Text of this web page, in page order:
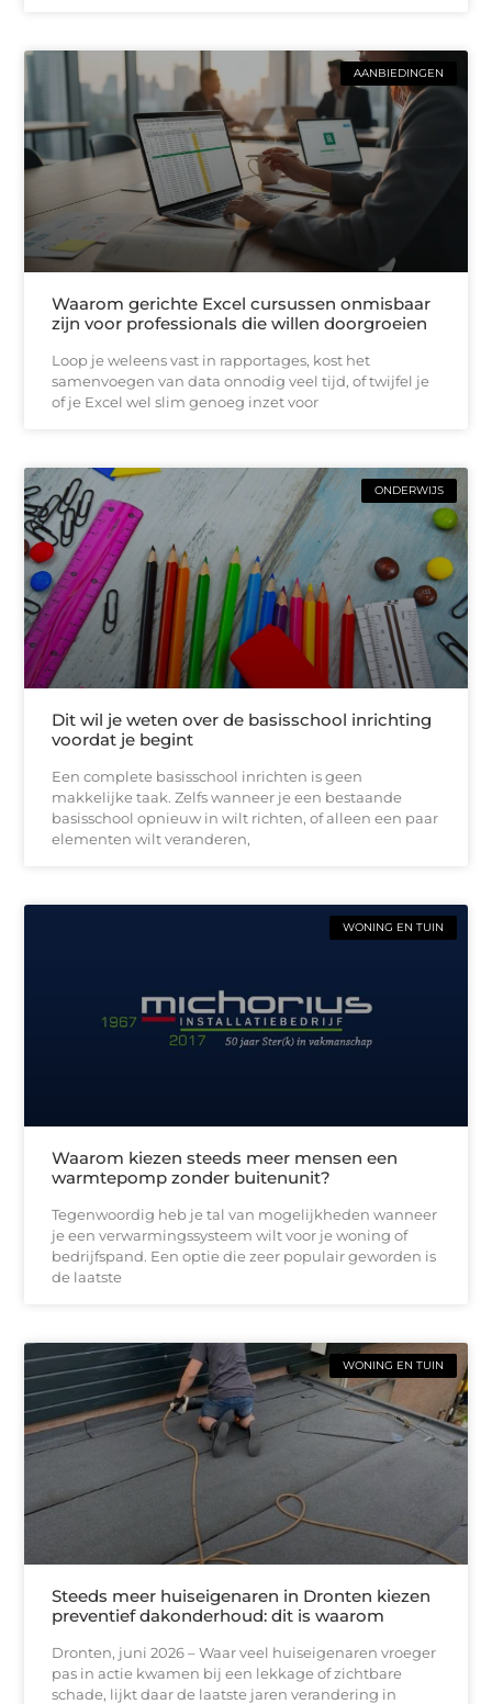
AANBIEDINGEN
Waarom gerichte Excel cursussen onmisbaar
zijn voor professionals die willen doorgroeien
Loop je weleens vast in rapportages, kost het
samenvoegen van data onnodig veel tijd, of twijfel je
of je Excel wel slim genoeg inzet voor
ONDERWIJS
Dit wil je weten over de basisschool inrichting
voordat je begint
Een complete basisschool inrichten is geen
makkelijke taak. Zelfs wanneer je een bestaande
basisschool opnieuw in wilt richten, of alleen een paar
elementen wilt veranderen,
WONING EN TUIN
Waarom kiezen steeds meer mensen een
warmtepomp zonder buitenunit?
Tegenwoordig heb je tal van mogelijkheden wanneer
je een verwarmingssysteem wilt voor je woning of
bedrijfspand. Een optie die zeer populair geworden is
de laatste
WONING EN TUIN
Steeds meer huiseigenaren in Dronten kiezen
preventief dakonderhoud: dit is waarom
Dronten, juni 2026 – Waar veel huiseigenaren vroeger
pas in actie kwamen bij een lekkage of zichtbare
schade, lijkt daar de laatste jaren verandering in